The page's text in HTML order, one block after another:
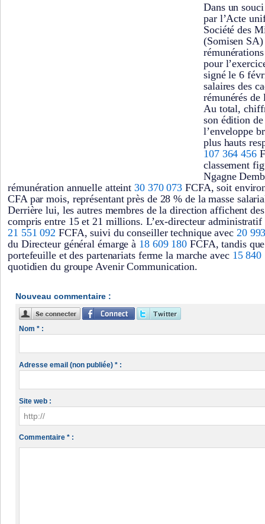
Dans un
par l’Acte
Société des
(Somisen
pour
signé le 6
salaires des
rémunérés de
Au total,
son édition
l’enveloppe
plus hauts
107 364 456
classement
Ngagne
rémunération annuelle atteint30 370 073 FCFA, soit
CFA par mois, représentant près de 28 % de la masse
Derrière lui, les autres membres de la direction affichent
compris entre 15 et 21 millions. L’ex-directeur
21 551 092 FCFA, suivi du conseiller technique avec 20
du Directeur général émarge à 18 609 180 FCFA, tandis
portefeuille et des partenariats ferme la marche avec 15 840
quotidien du groupe Avenir Communication.
Nouveau commentaire :
Nom * :
Adresse email (non publiée) * :
Site web :
Commentaire * :